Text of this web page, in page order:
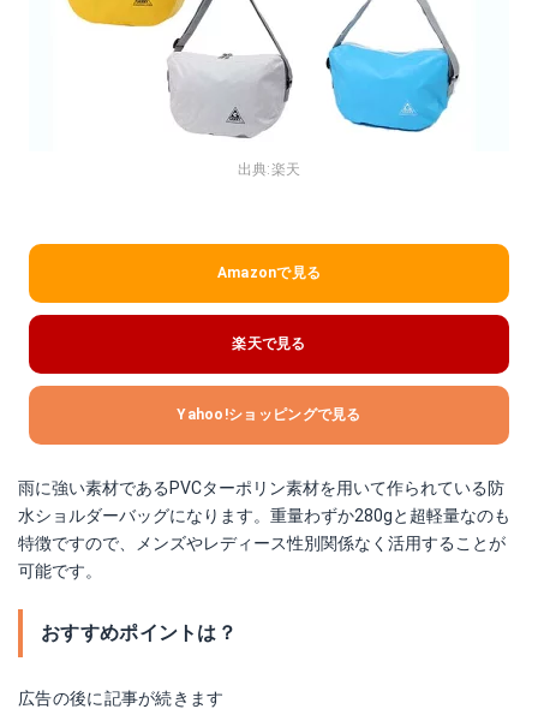
出典:楽天
Amazonで見る
楽天で見る
Yahoo!ショッピングで見る
雨に強い素材であるPVCターポリン素材を用いて作られている防
水ショルダーバッグになります。重量わずか280gと超軽量なのも
特徴ですので、メンズやレディース性別関係なく活用することが
可能です。
おすすめポイントは？
広告の後に記事が続きます